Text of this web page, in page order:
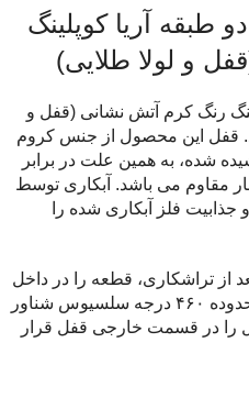
طبقه آریا کوپلینگ
و لولا طلایی)
رنگ کرم آتش نشانی (قفل و
قفل این محصول از جنس کروم
شده، به همین علت در برابر
مقاوم می باشد. آبکاری توسط
فلز آبکاری شده را
از تراشکاری، قطعه را در داخل
یک دیگ حاوی مذابِ نیکل با دمای حدوده ۴۶۰ درجه سلسیوس شناور
را در قسمت خارجی قفل قرار